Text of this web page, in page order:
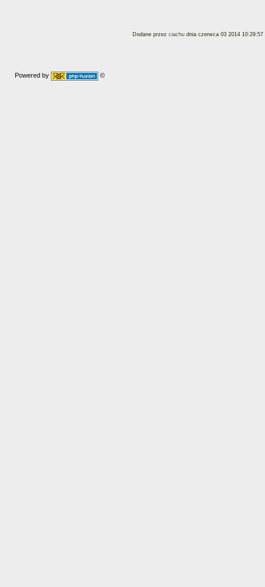
Dodane przez ciachu dnia czerwca 03 2014 10:29:57
Powered by ©